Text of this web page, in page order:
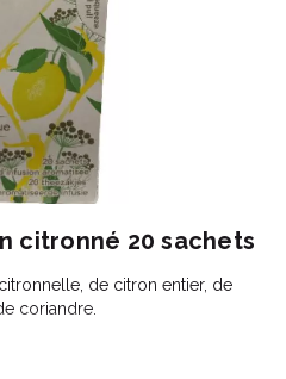
citronné 20 sachets
de citron entier, de
coriandre.
vos matinées, pour un